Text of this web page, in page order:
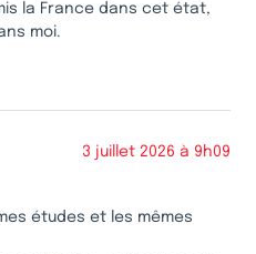
la France dans cet état,
moi.
3 juillet 2026 à 9h09
études et les mêmes